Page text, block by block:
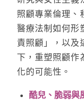
照顧專業倫理、
醫療法制如何形
責照顧」，以及
下，重塑照顧作
化的可能性。
酷兒、脆弱與